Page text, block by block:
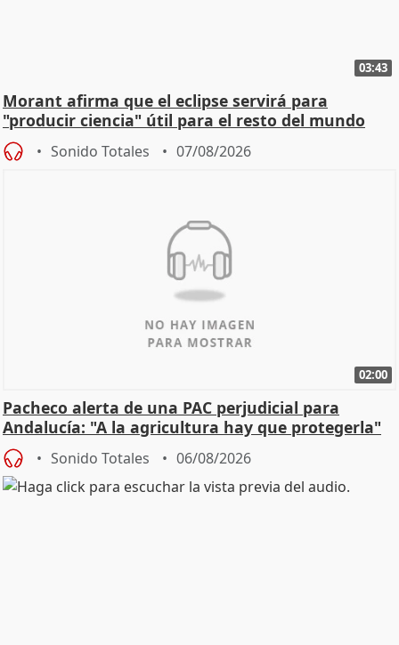
03:43
Morant afirma que el eclipse servirá para
"producir ciencia" útil para el resto del mundo
Sonido Totales 07/08/2026
02:00
Pacheco alerta de una PAC perjudicial para
Andalucía: "A la agricultura hay que protegerla"
Sonido Totales 06/08/2026